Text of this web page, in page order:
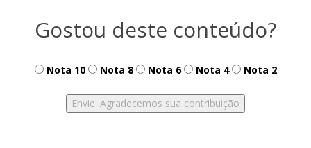
Gostou deste conteúdo?
Nota 10 Nota 8 Nota 6 Nota 4 Nota 2